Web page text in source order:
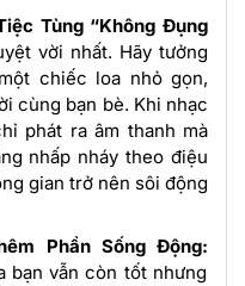
Tùng “Không Đụng
vời nhất. Hãy tưởng
chiếc loa nhỏ gọn,
cùng bạn bè. Khi nhạc
phát ra âm thanh mà
nhấp nháy theo điệu
gian trở nên sôi động
Phần Sống Động:
bạn vẫn còn tốt nhưng